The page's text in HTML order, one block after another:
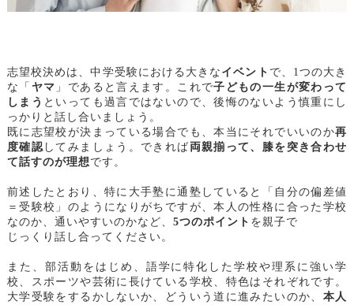
志望校決めは、中学受験における大きな イベント で、1つの大き
な「 ヤマ 」であると言えます。これで子どもの一生が変わって
しまう といっても過言ではないので、後悔のないよう慎重にし
っかりと話し合いましょう。
既に志望校が決まっている場合でも、本当にそれでいいのか再
度確認 してみましょう。できれば 両親揃って、膝を突き合わせ
て話すのが理想です。
前述したとおり、特に大手塾に通塾していると「自分の偏差値
＝受験校」のようになりがちですが、本人の性格に合った学校
なのか、通いやすいのかなど、 5つのポイント を親子で
じっくり話し合ってください。
また、部活動をはじめ、語学に特化した学校や理系に強い学
校、スポーツや芸術に長けている学校、特色はそれぞれです。
大学受験をするかしないか、どういう道に進みたいのか、 本人